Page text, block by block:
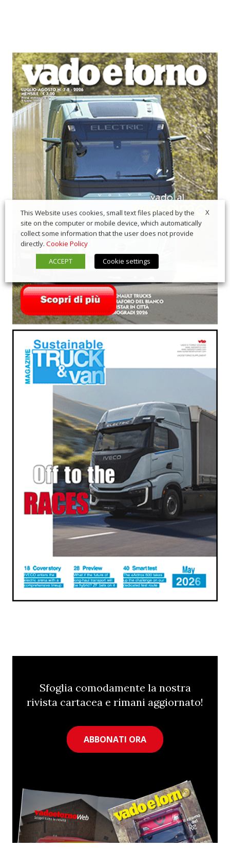
Sfoglia comodamente la nostra
rivista cartacea e rimani aggiornato!
ABBONATI ORA
X
This Website uses cookies, small text files placed by the
site on the computer or mobile device, which automatically
collect some information that the user does not provide
directly. Cookie Policy
ACCEPT
Cookie settings